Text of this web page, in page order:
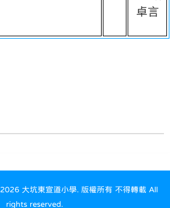
卓言
2026 大坑東宣道小學. 版權所有 不得轉載 All
rights reserved.